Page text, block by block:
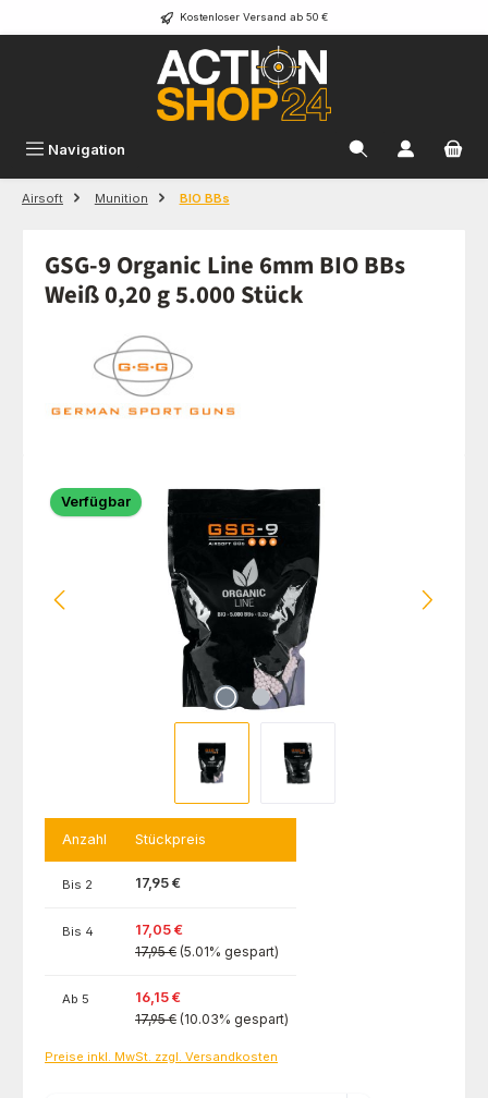
Zum Hauptinhalt springen Kostenloser Versand ab 50 €
Navigation
Airsoft Munition BIO BBs
GSG-9 Organic Line 6mm BIO BBs
Weiß 0,20 g 5.000 Stück
Bildergalerie überspringen
Verfügbar
Anzahl Stückpreis
Bis 2 17,95 €
Bis 4
17,05 €
17,95 € (5.01% gespart)
Ab 5
16,15 €
17,95 € (10.03% gespart)
Preise inkl. MwSt. zzgl. Versandkosten